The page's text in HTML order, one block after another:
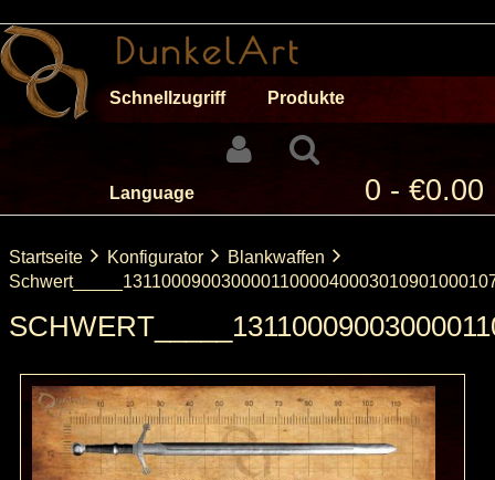
Schnellzugriff Produkte
Language 0 - €0.00
Startseite Konfigurator
Blankwaffen